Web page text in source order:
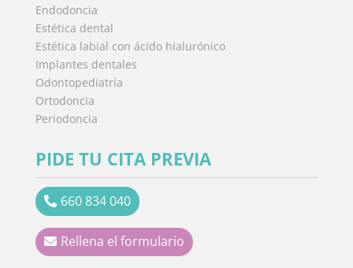
Endodoncia
Estética dental
Estética labial con ácido hialurónico
Implantes dentales
Odontopediatría
Ortodoncia
Periodoncia
PIDE TU CITA PREVIA
660 834 040
Rellena el formulario